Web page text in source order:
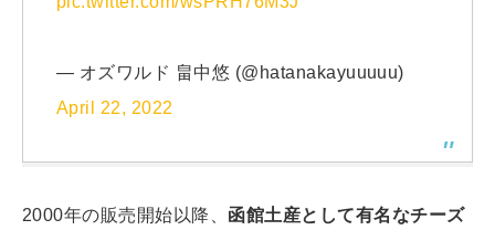
— オズワルド 畠中悠 (@hatanakayuuuuu)
April 22, 2022
2000年の販売開始以降、 函館土産として有名なチーズ